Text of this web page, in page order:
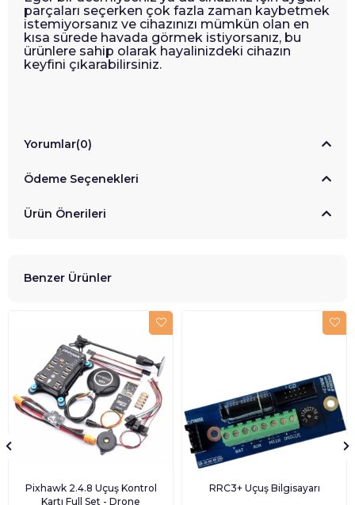
parçaları seçerken çok fazla zaman kaybetmek
istemiyorsanız ve cihazınızı mümkün olan en
kısa sürede havada görmek istiyorsanız, bu
ürünlere sahip olarak hayalinizdeki cihazın
keyfini çıkarabilirsiniz.
Yorumlar(0)
Ödeme Seçenekleri
Ürün Önerileri
Benzer Ürünler
Pixhawk 2.4.8 Uçuş Kontrol
Kartı Full Set - Drone
RRC3+ Uçuş Bilgisayarı